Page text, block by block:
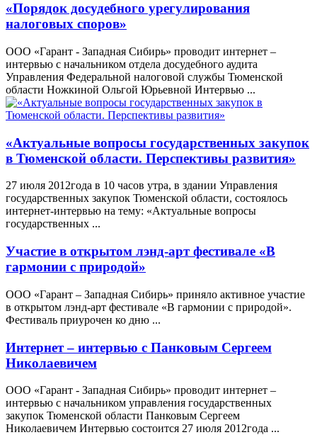
«Порядок досудебного урегулирования
налоговых споров»
ООО «Гарант - Западная Сибирь» проводит интернет –
интервью с начальником отдела досудебного аудита
Управления Федеральной налоговой службы Тюменской
области Ножкиной Ольгой Юрьевной Интервью ...
«Актуальные вопросы государственных закупок
в Тюменской области. Перспективы развития»
27 июля 2012года в 10 часов утра, в здании Управления
государственных закупок Тюменской области, состоялось
интернет-интервью на тему: «Актуальные вопросы
государственных ...
Участие в открытом лэнд-арт фестивале «В
гармонии с природой»
ООО «Гарант – Западная Сибирь» приняло активное участие
в открытом лэнд-арт фестивале «В гармонии с природой».
Фестиваль приурочен ко дню ...
Интернет – интервью с Панковым Сергеем
Николаевичем
ООО «Гарант - Западная Сибирь» проводит интернет –
интервью с начальником управления государственных
закупок Тюменской области Панковым Сергеем
Николаевичем Интервью состоится 27 июля 2012года ...